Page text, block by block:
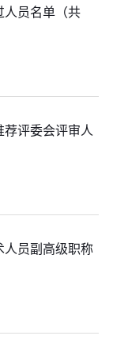
人员名单（共
评委会评审人
人员副高级职称